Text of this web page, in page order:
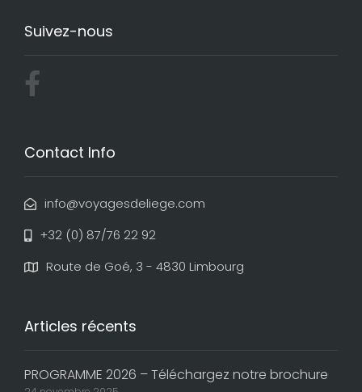
Suivez-nous
Contact Info
info@voyagesdeliege.com
+32 (0) 87/76 22 92
Route de Goé, 3 - 4830 Limbourg
Articles récents
PROGRAMME 2026 – Téléchargez notre brochure